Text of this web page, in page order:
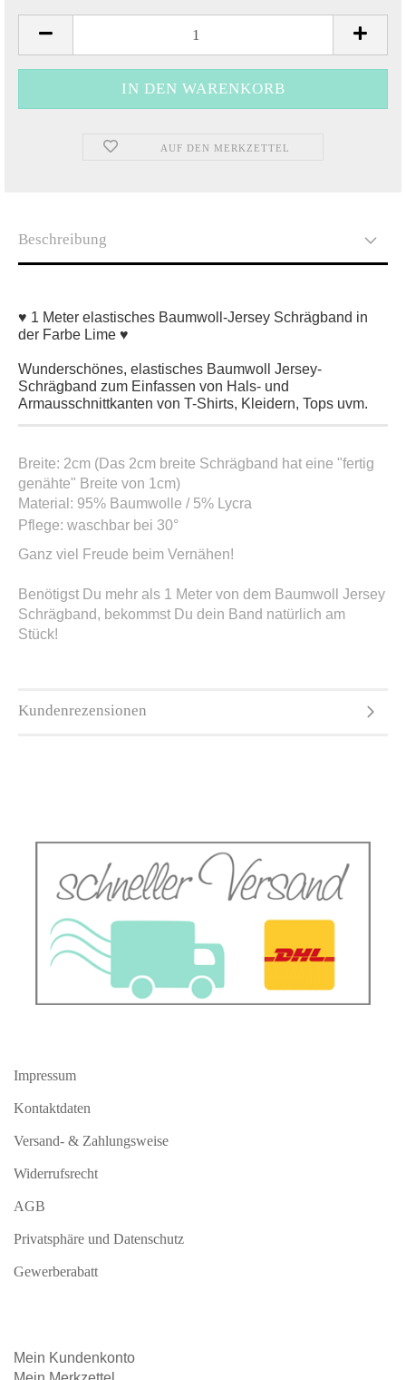
AUF DEN MERKZETTEL
Beschreibung
♥ 1 Meter elastisches Baumwoll-Jersey Schrägband in
der Farbe Lime ♥
Wunderschönes, elastisches Baumwoll Jersey-
Schrägband zum Einfassen von Hals- und
Armausschnittkanten von T-Shirts, Kleidern, Tops uvm.
Breite: 2cm (Das 2cm breite Schrägband hat eine "fertig
genähte" Breite von 1cm)
Material: 95% Baumwolle / 5% Lycra
Pflege: waschbar bei 30°
Ganz viel Freude beim Vernähen!
Benötigst Du mehr als 1 Meter von dem Baumwoll Jersey
Schrägband, bekommst Du dein Band natürlich am
Stück!
Kundenrezensionen
Impressum
Kontaktdaten
Versand- & Zahlungsweise
Widerrufsrecht
AGB
Privatsphäre und Datenschutz
Gewerberabatt
Mein Kundenkonto